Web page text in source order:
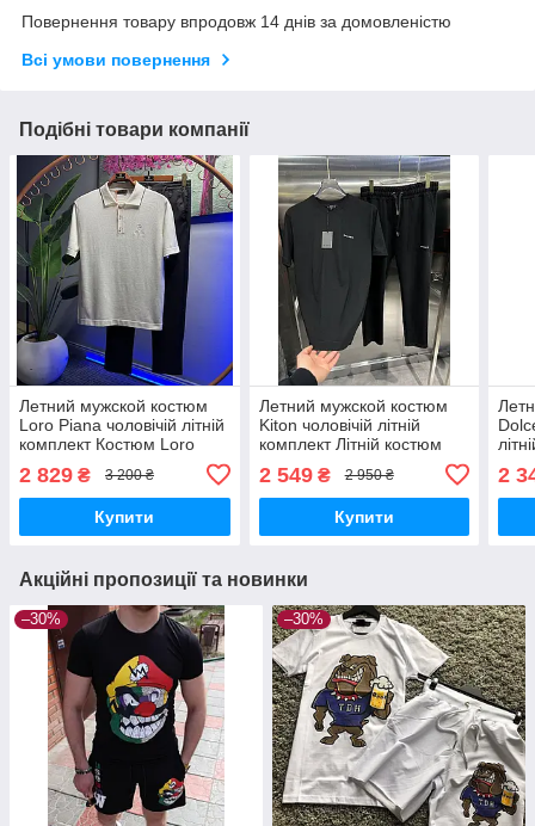
Повернення товару впродовж 14 днів за домовленістю
Всі умови повернення
Подібні товари компанії
Летний мужской костюм
Loro Piana чоловічій літній
комплект Костюм Loro
KitLPn005 Турция
2 829 ₴ 3 200 ₴
Купити
Летний мужской костюм
Kiton чоловічій літній
комплект Літній костюм
KITON KitKTN001 Турция
2 549₴ 2 950 ₴
Купити
2
Акційні пропозиції та новинки
–30% –30%